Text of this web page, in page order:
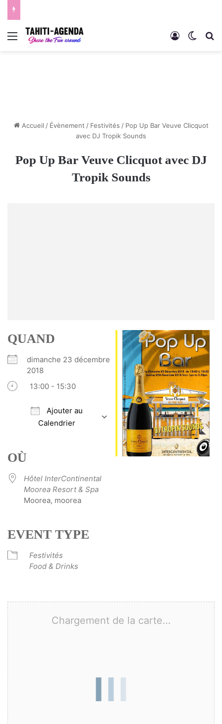
Menu Connexion
Accueil / Évènement / Festivités / Pop Up Bar Veuve Clicquot
avec DJ Tropik Sounds
Pop Up Bar Veuve Clicquot avec DJ
Tropik Sounds
QUAND
dimanche 23 décembre
2018
13:00 - 15:30
Ajouter au
Calendrier
Office 365Outlook Live
OÙ
Hôtel InterContinental
Moorea Resort & Spa
Moorea, moorea
EVENT TYPE
Festivités
Food & Drinks
Chargement de la carte…